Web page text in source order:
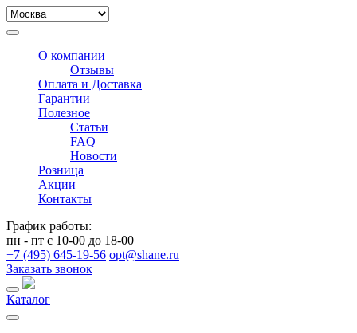
О компании
Отзывы
Оплата и Доставка
Гарантии
Полезное
Статьи
FAQ
Новости
Розница
Акции
Контакты
График работы:
пн - пт с 10-00 до 18-00
+7 (495) 645-19-56 opt@shane.ru
Заказать звонок
Каталог